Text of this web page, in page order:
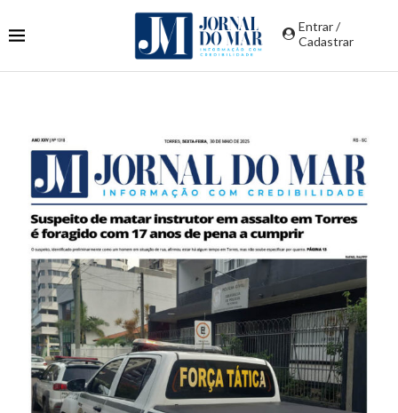
Entrar /
Cadastrar